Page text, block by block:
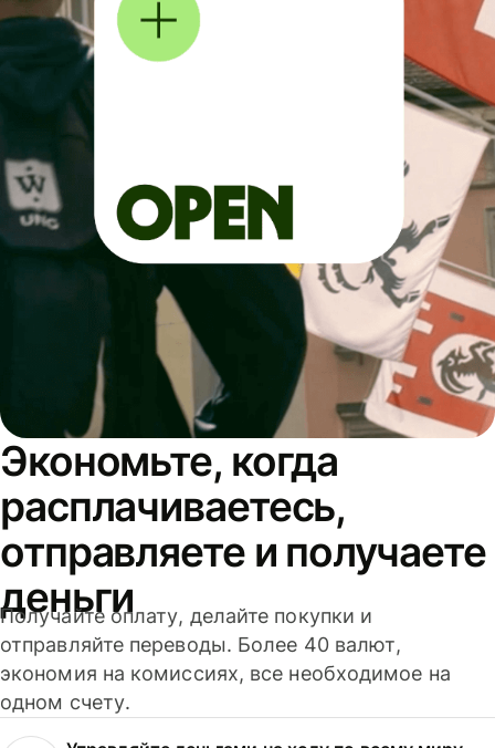
Экономьте, когда
расплачиваетесь,
отправляете и получаете
деньги
Получайте оплату, делайте покупки и
отправляйте переводы. Более 40 валют,
экономия на комиссиях, все необходимое на
одном счету.